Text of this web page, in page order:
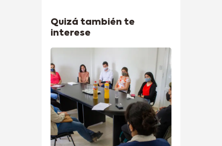
Quizá también te
interese